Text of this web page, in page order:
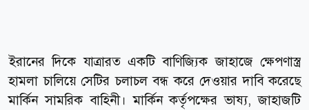
ইরানের দিকে যাত্রারত একটি বাণিজ্যিক জাহাজে ক্ষেপণাস্ত্র
হামলা চালিয়ে সেটির চলাচল বন্ধ করে দেওয়ার দাবি করেছে
মার্কিন সামরিক বাহিনী। মার্কিন কর্তৃপক্ষের ভাষ্য, জাহাজটি